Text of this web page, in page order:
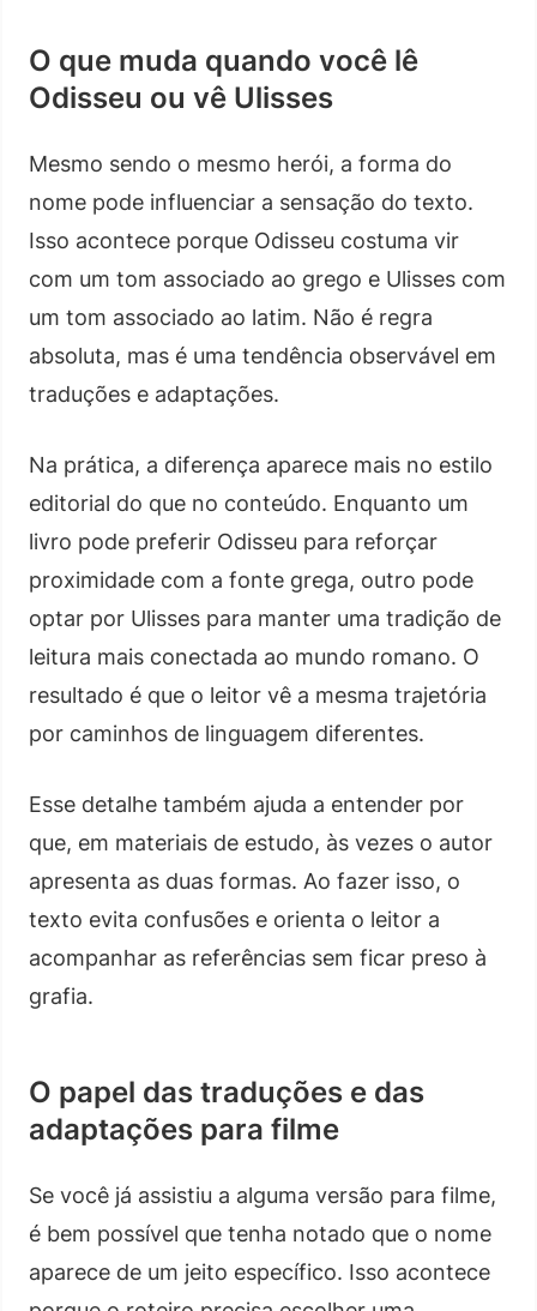
O que muda quando você lê
Odisseu ou vê Ulisses
Mesmo sendo o mesmo herói, a forma do
nome pode influenciar a sensação do texto.
Isso acontece porque Odisseu costuma vir
com um tom associado ao grego e Ulisses com
um tom associado ao latim. Não é regra
absoluta, mas é uma tendência observável em
traduções e adaptações.
Na prática, a diferença aparece mais no estilo
editorial do que no conteúdo. Enquanto um
livro pode preferir Odisseu para reforçar
proximidade com a fonte grega, outro pode
optar por Ulisses para manter uma tradição de
leitura mais conectada ao mundo romano. O
resultado é que o leitor vê a mesma trajetória
por caminhos de linguagem diferentes.
Esse detalhe também ajuda a entender por
que, em materiais de estudo, às vezes o autor
apresenta as duas formas. Ao fazer isso, o
texto evita confusões e orienta o leitor a
acompanhar as referências sem ficar preso à
grafia.
O papel das traduções e das
adaptações para filme
Se você já assistiu a alguma versão para filme,
é bem possível que tenha notado que o nome
aparece de um jeito específico. Isso acontece